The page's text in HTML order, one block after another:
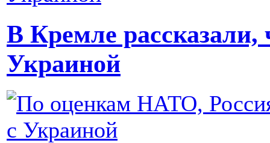
В Кремле рассказали,
Украиной